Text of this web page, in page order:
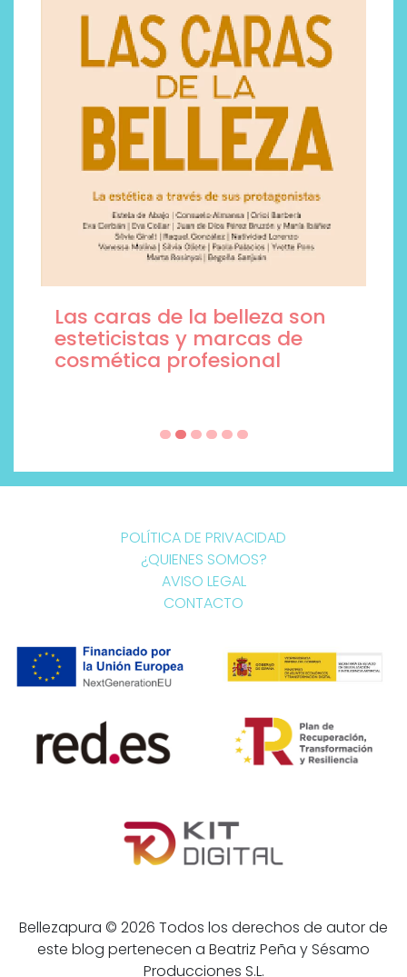
Las caras de la belleza son
esteticistas y marcas de
cosmética profesional
POLÍTICA DE PRIVACIDAD
¿QUIENES SOMOS?
AVISO LEGAL
CONTACTO
Bellezapura © 2026 Todos los derechos de autor de
este blog pertenecen a Beatriz Peña y Sésamo
Producciones S.L.